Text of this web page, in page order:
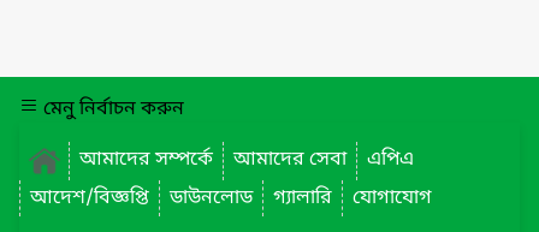
মেনু নির্বাচন করুন
আমাদের সম্পর্কে
আমাদের সেবা
এপিএ
আদেশ/বিজ্ঞপ্তি
ডাউনলোড গ্যালারি যোগাযোগ